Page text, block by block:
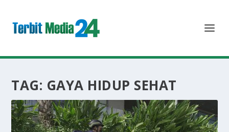
TAG: GAYA HIDUP SEHAT